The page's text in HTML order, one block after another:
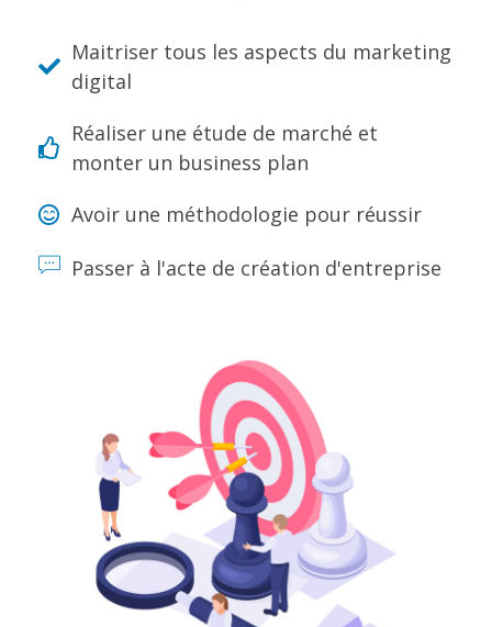
Maitriser tous les aspects du marketing
digital
Réaliser une étude de marché et
monter un business plan
Avoir une méthodologie pour réussir
Passer à l'acte de création d'entreprise